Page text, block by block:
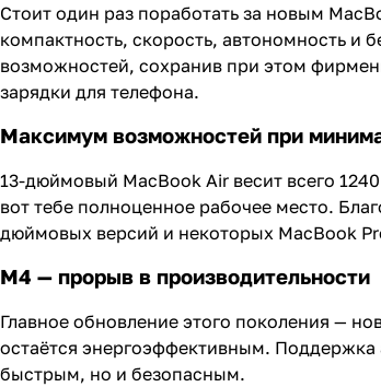
Стоит один раз поработать за новым
компактность, скорость, автономность и
возможностей, сохранив при этом
зарядки для телефона.
Максимум возможностей при
13-дюймовый MacBook Air весит всего
вот тебе полноценное рабочее место.
дюймовых версий и некоторых MacBook
М4 — прорыв в производительности
Главное обновление этого поколения —
остаётся энергоэффективным. Поддержка
быстрым, но и безопасным.